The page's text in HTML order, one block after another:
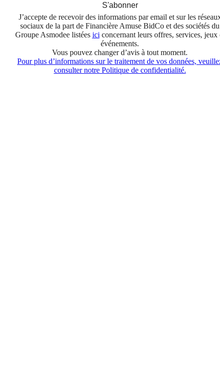
S'abonner
J’accepte de recevoir des informations par email et sur les
sociaux de la part de Financière Amuse BidCo et des sociétés du
Groupe Asmodee listées ici concernant leurs offres, services, jeux
événements.
Vous pouvez changer d’avis à tout moment.
Pour plus d’informations sur le traitement de vos données,
consulter notre Politique de confidentialité.